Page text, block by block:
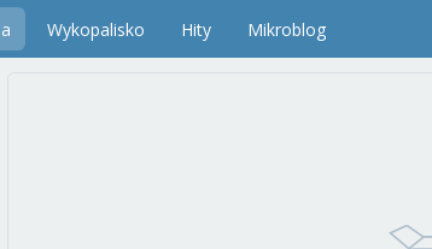
Wykopalisko Hity Mikroblog